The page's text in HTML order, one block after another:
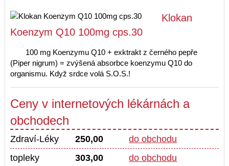
Klokan
Koenzym Q10 100mg cps.30
100 mg Koenzymu Q10 + exktrakt z černého pepře
(Piper nigrum) = zvýšená absorbce koenzymu Q10 do
organismu. Když srdce volá S.O.S.!
Ceny v internetových lékárnách a
obchodech
Zdraví-Léky 250,00
do obchodu
topleky
303,00 do obchodu